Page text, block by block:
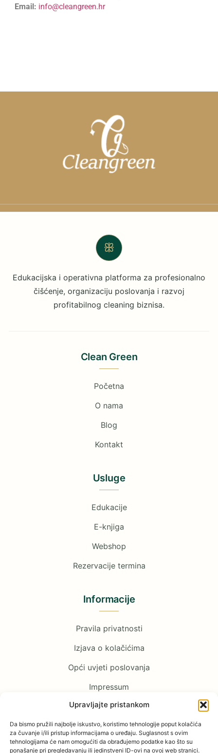
Upravljajte pristankom
Da bismo pružili najbolje iskustvo, koristimo tehnologije poput kolačića
za čuvanje i/ili pristup informacijama o uređaju. Suglasnost s ovim
tehnologijama će nam omogućiti da obrađujemo podatke kao što su
ponašanje pri pregledavanju ili jedinstveni ID-ovi na ovoj web stranici.
Email: info@cleangreen.hr
ꕥ
Edukacijska i operativna platforma za profesionalno
čišćenje, organizaciju poslovanja i razvoj
profitabilnog cleaning biznisa.
Clean Green
Početna
O nama
Blog
Kontakt
Usluge
Edukacije
E-knjiga
Webshop
Rezervacije termina
Informacije
Pravila privatnosti
Izjava o kolačićima
Opći uvjeti poslovanja
Impressum
Pratite nas
Facebook